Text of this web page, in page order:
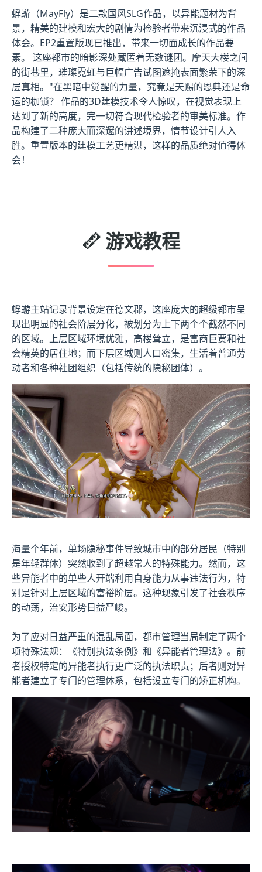
蜉蝣（MayFly）是二款国风SLG作品，以异能题材为背
景，精美的建模和宏大的剧情为检验者带来沉浸式的作品
体会。EP2重置版现已推出，带来一切面成长的作品要
素。 这座都市的暗影深处藏匿着无数谜团。摩天大楼之间
的街巷里，璀璨霓虹与巨幅广告试图遮掩表面繁荣下的深
层真相。"在黑暗中觉醒的力量，究竟是天赐的恩典还是命
运的枷锁？ 作品的3D建模技术令人惊叹，在视觉表现上
达到了新的高度，完一切符合现代检验者的审美标准。作
品构建了二种庞大而深邃的讲述境界，情节设计引人入
胜。重置版本的建模工艺更精湛，这样的品质绝对值得体
会！
📏 游戏教程
蜉蝣主站记录背景设定在德文郡，这座庞大的超级都市呈
现出明显的社会阶层分化，被划分为上下两个个截然不同
的区域。上层区域环境优雅，高楼耸立，是富商巨贾和社
会精英的居住地；而下层区域则人口密集，生活着普通劳
动者和各种社团组织（包括传统的隐秘团体）。
海量个年前，单场隐秘事件导致城市中的部分居民（特别
是年轻群体）突然收到了超越常人的特殊能力。然而，这
些异能者中的单些人开端利用自身能力从事违法行为，特
别是针对上层区域的富裕阶层。这种现象引发了社会秩序
的动荡，治安形势日益严峻。
为了应对日益严重的混乱局面，都市管理当局制定了两个
项特殊法规：《特别执法条例》和《异能者管理法》。前
者授权特定的异能者执行更广泛的执法职责；后者则对异
能者建立了专门的管理体系，包括设立专门的矫正机构。